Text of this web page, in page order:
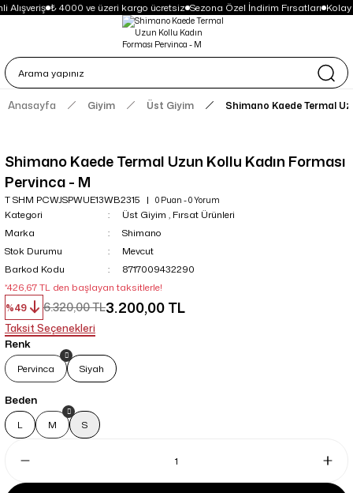
Alışveriş ₺ 4000 ve üzeri kargo ücretsiz Sezona Özel İndirim Fırsatları Kolay
Anasayfa Giyim Üst Giyim Shimano Kaede Termal
Shimano Kaede Termal Uzun Kollu Kadın Forması
Pervinca - M
T SHM PCWJSPWUE13WB2315 0 Puan - 0 Yorum
Kategori Üst Giyim , Fırsat Ürünleri
Marka
Shimano
Stok Durumu
Mevcut
Barkod Kodu
8717009432290
*426,67 TL den başlayan taksitlerle!
%49
6.320,00 TL3.200,00 TL
Taksit Seçenekleri
Renk
Pervinca Siyah
Beden
L M S